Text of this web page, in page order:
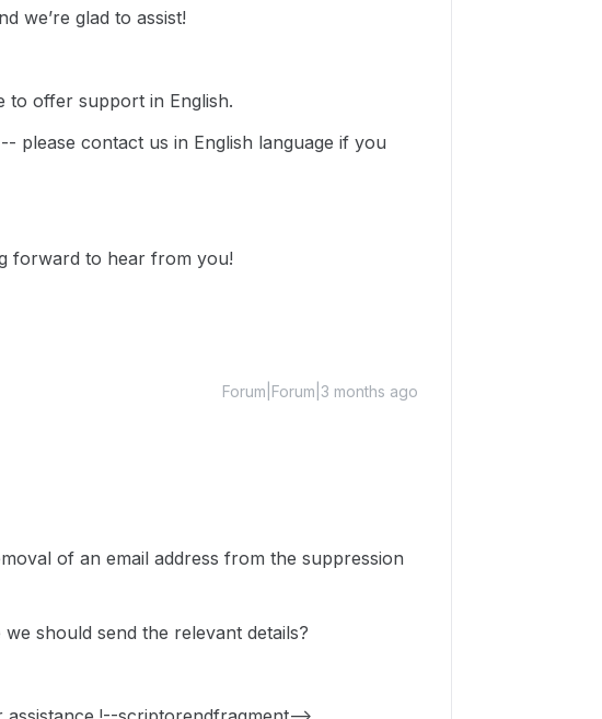
we’re glad to assist!
to offer support in English.
please contact us in English language if you
forward to hear from you!
Forum|Forum|3 months ago
of an email address from the suppression
should send the relevant details?